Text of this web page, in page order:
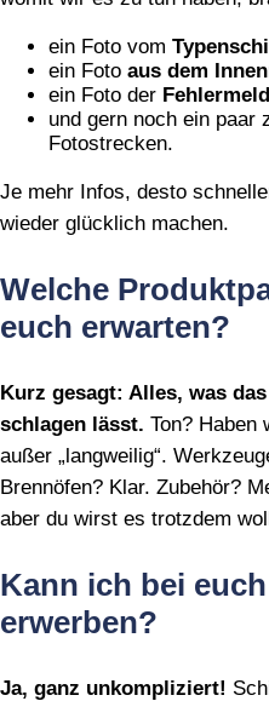
ein Foto vom
ein Foto aus dem
ein Foto der
und gern noch ein paar
Fotostrecken.
Je mehr Infos, desto
wieder glücklich machen.
Welche
euch erwarten?
Kurz gesagt: Alles, was
schlagen lässt. Ton? Haben
außer „langweilig“.
Brennöfen? Klar. Zubehör?
aber du wirst es trotzdem
Kann ich bei
erwerben?
Ja, ganz unkompliziert!